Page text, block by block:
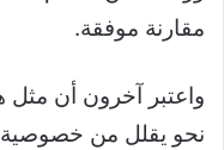
مقارنة موفقة.
واعتبر آخرون أن
نحو يقلل من خصوصية